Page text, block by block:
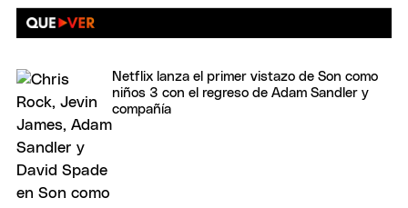
Netflix lanza el primer vistazo de Son como
niños 3 con el regreso de Adam Sandler y
compañía